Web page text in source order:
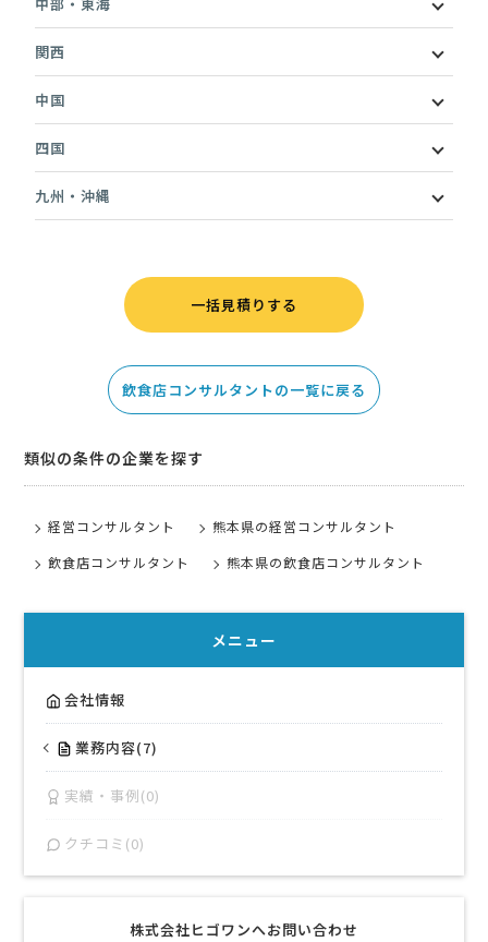
中部・東海
関西
中国
四国
九州・沖縄
一括見積りする
飲食店コンサルタントの一覧に戻る
類似の条件の企業を探す
経営コンサルタント
熊本県の経営コンサルタント
飲食店コンサルタント
熊本県の飲食店コンサルタント
メニュー
会社情報
業務内容(7)
実績・事例(0)
クチコミ(0)
株式会社ヒゴワンへお問い合わせ